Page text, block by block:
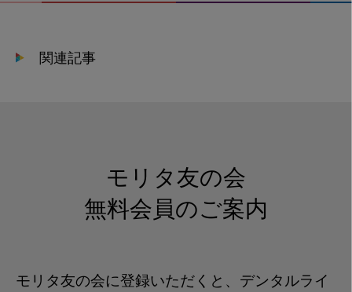
関連記事
モリタ友の会
無料会員のご案内
モリタ友の会に登録いただくと、デンタルライ